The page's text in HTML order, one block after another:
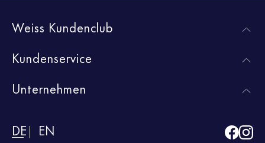
Weiss Kundenclub
Kundenservice
Unternehmen
DE EN